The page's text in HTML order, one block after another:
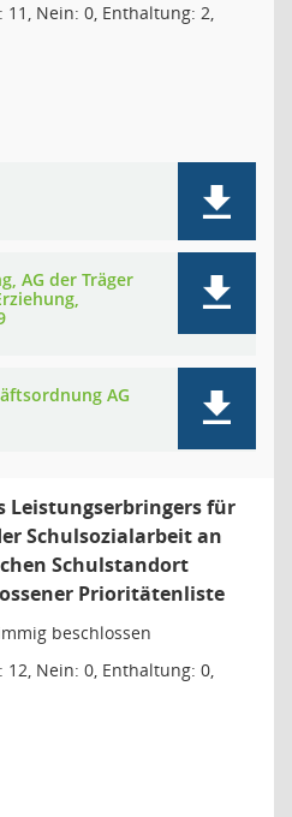
11, Nein: 0, Enthaltung: 2,
AG der Träger
AG
Leistungserbringers für
Schulsozialarbeit an
Schulstandort
Prioritätenliste
beschlossen
12, Nein: 0, Enthaltung: 0,